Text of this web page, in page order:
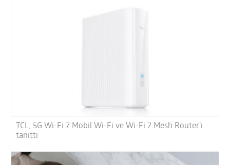
TCL, 5G Wi-Fi 7 Mobil Wi-Fi ve Wi-Fi 7 Mesh Router’ı
tanıttı